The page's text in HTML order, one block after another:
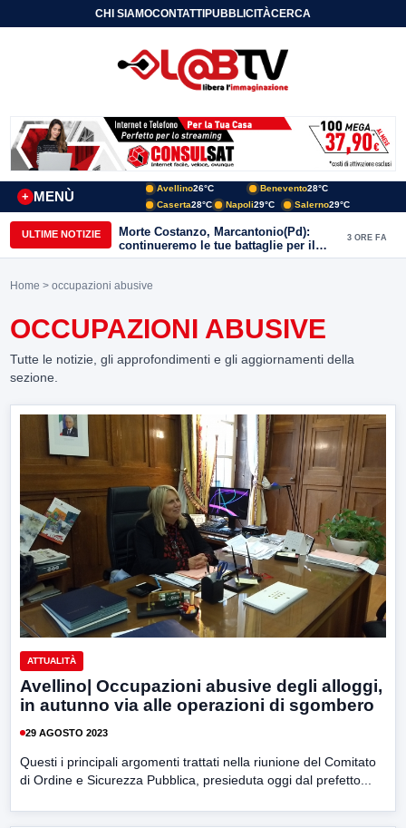
CHI SIAMOCONTATTIPUBBLICITÀCERCA
MENÙ
+
Avellino26°C Benevento28°C
Caserta28°C Napoli29°C Salerno29°C
ULTIME NOTIZIE
Morte Costanzo, Marcantonio(Pd):
continueremo le tue battaglie per il
Sannio
3 ORE FA
Home > occupazioni abusive
OCCUPAZIONI ABUSIVE
Tutte le notizie, gli approfondimenti e gli aggiornamenti della
sezione.
ATTUALITÀ
Avellino| Occupazioni abusive degli alloggi,
in autunno via alle operazioni di sgombero
29 AGOSTO 2023
Questi i principali argomenti trattati nella riunione del Comitato
di Ordine e Sicurezza Pubblica, presieduta oggi dal prefetto...